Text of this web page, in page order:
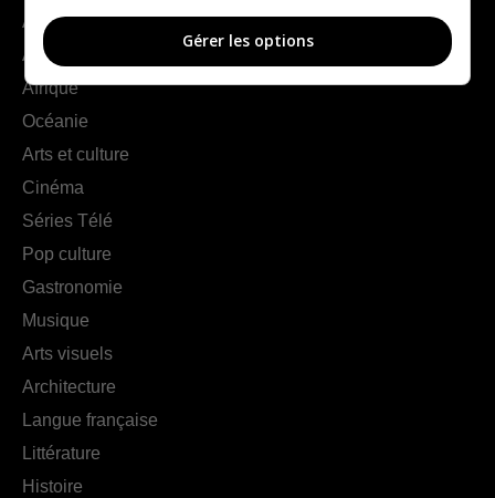
Amériques
Asie
Afrique
Océanie
Arts et culture
Cinéma
Séries Télé
Pop culture
Gastronomie
Musique
Arts visuels
Architecture
Langue française
Littérature
Histoire
Gérer les options